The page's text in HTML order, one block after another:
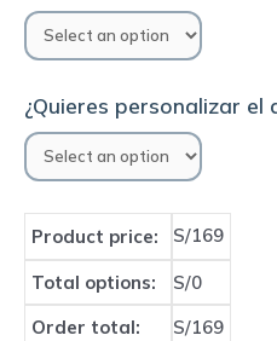
¿Quieres personalizar el
Product price: S/169
Total options:
S/0
Order total:
S/169